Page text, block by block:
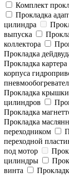
Комплект
Прокладка
цилиндра
выпуска
коллектора
Прокладка
Прокладка картера
корпуса
Прокладка крышки
цилиндров
Прокладка
Прокладка
переходником
переходной
под мотор
цилиндры
винта